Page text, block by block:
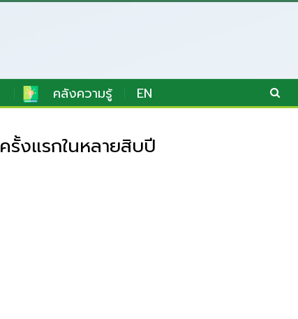
คลังความรู้ EN
รั้งแรกในหลายสิบปี